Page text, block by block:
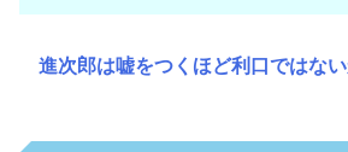
進次郎は嘘をつくほど利口ではな